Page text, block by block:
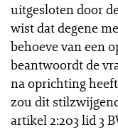
uitgesloten door
wist dat degene
behoeve van een
beantwoordt de
na oprichting
zou dit
artikel 2:203 lid 3